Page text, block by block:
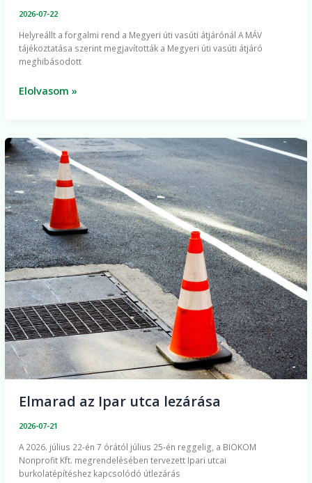
2026-07-22
Helyreállt a forgalmi rend a Megyeri úti vasúti átjárónál A MÁV
tájékoztatása szerint megjavították a Megyeri úti vasúti átjáró
meghibásodott
Elolvasom »
Elmarad az Ipar utca lezárása
2026-07-21
A 2026. július 22-én 7 órától július 25-én reggelig, a BIOKOM
Nonprofit Kft. megrendelésében tervezett Ipari utcai
burkolatépítéshez kapcsolódó útlezárás
Elmarad
az
Ipar
utca
lezárása